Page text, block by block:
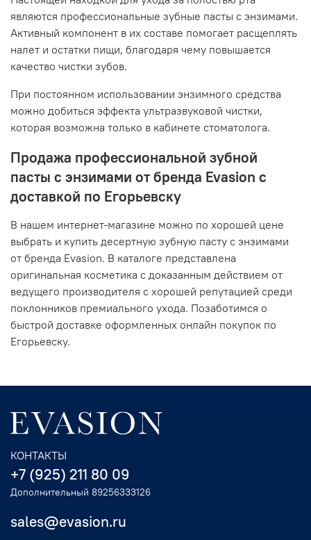
являются профессиональные зубные пасты с энзимами.
Активный компонент в их составе помогает расщеплять
налет и остатки пищи, благодаря чему повышается
качество чистки зубов.
При постоянном использовании энзимного средства
можно добиться эффекта ультразвуковой чистки,
которая возможна только в кабинете стоматолога.
Продажа профессиональной зубной
пасты с энзимами от бренда Evasion с
доставкой по Егорьевску
В нашем интернет-магазине можно по хорошей цене
выбрать и купить десертную зубную пасту с энзимами
от бренда Evasion. В каталоге представлена
оригинальная косметика с доказанным действием от
ведущего производителя с хорошей репутацией среди
поклонников премиального ухода. Позаботимся о
быстрой доставке оформленных онлайн покупок по
Егорьевску.
КОНТАКТЫ
+7 (925) 211 80 09
Дополнительный 89256333126
sales@evasion.ru